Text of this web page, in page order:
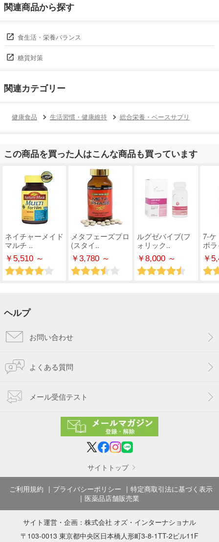
関連商品から探す
食生活・栄養バランス
糖質対策
関連カテゴリー
健康食品 生活習慣・健康維持 総合栄養・ベースサプリ
この商品を買った人はこんな商品も買っています
ネイチャーメイド
マルチ ..
￥5,510 ～
メタフェーズプロ
(スタイ..
￥3,780 ～
ルグゼバイブ(フ
ォリック..
￥8,000 ～
7-ケ
ボ
￥
ヘルプ
お問い合わせ
よくある質問
メール受信テスト
サイトトップ
ご利用規約 プライバシーポリシー
特定商取引法に基づく表示
医薬品店舗販売業
サイト運営・企画： 株式会社 オズ・インターナショナル
〒103-0013 東京都中央区日本橋人形町3-8-1TT-2ビル11F